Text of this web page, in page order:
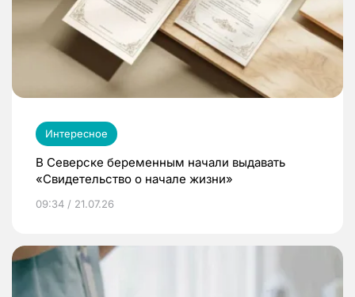
Интересное
В Северске беременным начали выдавать
«Свидетельство о начале жизни»
09:34 / 21.07.26